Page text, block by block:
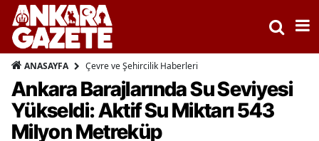
ANASAYFA Çevre ve Şehircilik Haberleri
Ankara Barajlarında Su Seviyesi
Yükseldi: Aktif Su Miktarı 543
Milyon Metreküp